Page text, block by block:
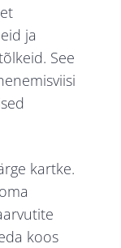
ja
See
kartke.
koos